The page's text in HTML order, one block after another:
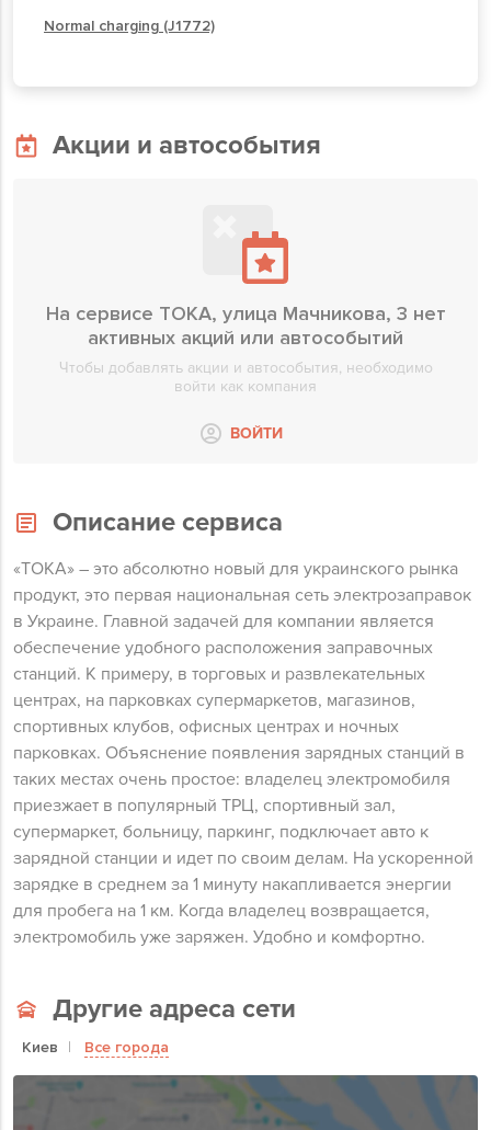
Normal charging (J1772)
Акции и автособытия
На сервисе TOKA, улица Мачникова, 3 нет
активных акций или автособытий
Чтобы добавлять акции и автособытия, необходимо
войти как компания
ВОЙТИ
Описание сервиса
«ТОКА» – это абсолютно новый для украинского рынка
продукт, это первая национальная сеть электрозаправок
в Украине. Главной задачей для компании является
обеспечение удобного расположения заправочных
станций. К примеру, в торговых и развлекательных
центрах, на парковках супермаркетов, магазинов,
спортивных клубов, офисных центрах и ночных
парковках. Объяснение появления зарядных станций в
таких местах очень простое: владелец электромобиля
приезжает в популярный ТРЦ, спортивный зал,
супермаркет, больницу, паркинг, подключает авто к
зарядной станции и идет по своим делам. На ускоренной
зарядке в среднем за 1 минуту накапливается энергии
для пробега на 1 км. Когда владелец возвращается,
электромобиль уже заряжен. Удобно и комфортно.
Другие адреса сети
Киев Все города